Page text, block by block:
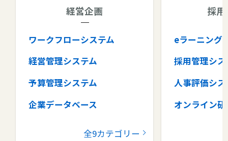
経営企画
ワークフローシステム
経営管理システム
予算管理システム
企業データベース
全9カテゴリー
採
eラーニング
採用管理シス
人事評価シス
オンライン研